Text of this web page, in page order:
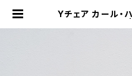
Yチェア カール・